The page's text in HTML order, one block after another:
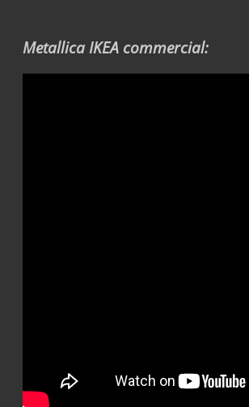
Metallica IKEA commercial: